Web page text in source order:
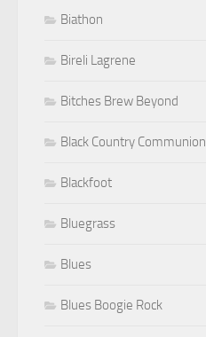
Biathon
Bireli Lagrene
Bitches Brew Beyond
Black Country Communion
Blackfoot
Bluegrass
Blues
Blues Boogie Rock